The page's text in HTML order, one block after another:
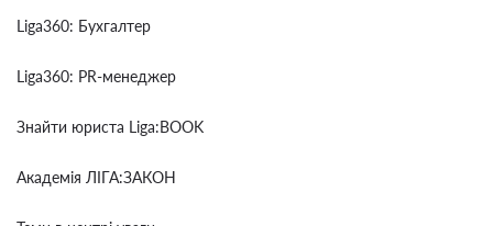
Liga360: Бухгалтер
Liga360: PR-менеджер
Знайти юриста Liga:BOOK
Академія ЛІГА:ЗАКОН